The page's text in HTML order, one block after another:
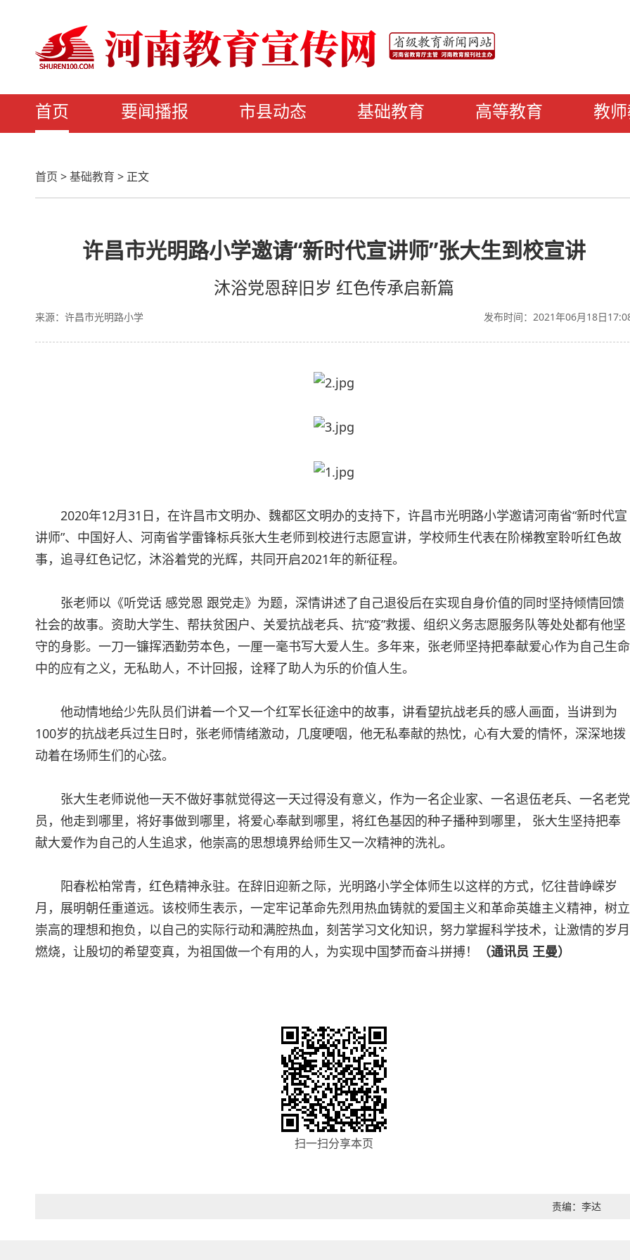
首页 要闻播报 市县动态 基础教育 高等教育 教
首页 >基础教育 > 正文
许昌市光明路小学邀请“新时代宣讲师”张大生到校宣讲
沐浴党恩辞旧岁 红色传承启新篇
发布时间：2021年06月18日
来源：许昌市光明路小学
2020年12月31日，在许昌市文明办、魏都区文明办的支持下，许昌市光明路小学邀请河南省“新时代宣
讲师”、中国好人、河南省学雷锋标兵张大生老师到校进行志愿宣讲，学校师生代表在阶梯教室聆听红色故
事，追寻红色记忆，沐浴着党的光辉，共同开启2021年的新征程。
张老师以《听党话 感党恩 跟党走》为题，深情讲述了自己退役后在实现自身价值的同时坚持倾情回馈
社会的故事。资助大学生、帮扶贫困户、关爱抗战老兵、抗“疫”救援、组织义务志愿服务队等处处都有他坚
守的身影。一刀一镰挥洒勤劳本色，一厘一毫书写大爱人生。多年来，张老师坚持把奉献爱心作为自己生命
中的应有之义，无私助人，不计回报，诠释了助人为乐的价值人生。
他动情地给少先队员们讲着一个又一个红军长征途中的故事，讲看望抗战老兵的感人画面，当讲到为
100岁的抗战老兵过生日时，张老师情绪激动，几度哽咽，他无私奉献的热忱，心有大爱的情怀，深深地拨
动着在场师生们的心弦。
张大生老师说他一天不做好事就觉得这一天过得没有意义，作为一名企业家、一名退伍老兵、一名老党
员，他走到哪里，将好事做到哪里，将爱心奉献到哪里，将红色基因的种子播种到哪里， 张大生坚持把奉
献大爱作为自己的人生追求，他崇高的思想境界给师生又一次精神的洗礼。
阳春松柏常青，红色精神永驻。在辞旧迎新之际，光明路小学全体师生以这样的方式，忆往昔峥嵘岁
月，展明朝任重道远。该校师生表示，一定牢记革命先烈用热血铸就的爱国主义和革命英雄主义精神，树立
崇高的理想和抱负，以自己的实际行动和满腔热血，刻苦学习文化知识，努力掌握科学技术，让激情的岁月
燃烧，让殷切的希望变真，为祖国做一个有用的人，为实现中国梦而奋斗拼搏！
（通讯员 王曼）
扫一扫分享本页
责编：李达